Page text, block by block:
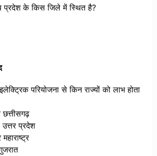
प्रदेश के किस जिले में स्थित है?
परियोजना से किन राज्यों को लाभ होता
प्रदेश